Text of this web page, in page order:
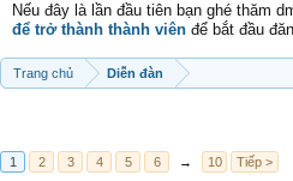
Nếu đây là lần đầu tiên bạn ghé thăm
để trở thành thành viên để bắt đầu
Trang chủ Diễn đàn
1 2 3 4 5 6 → 10 Tiếp >